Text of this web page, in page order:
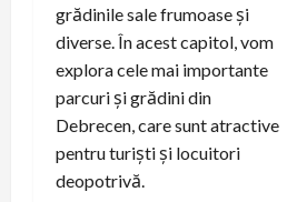
grădinile sale frumoase și
diverse. În acest capitol, vom
explora cele mai importante
parcuri și grădini din
Debrecen, care sunt atractive
pentru turiști și locuitori
deopotrivă.